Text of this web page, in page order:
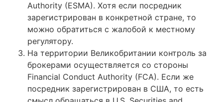
Authority (ESMA). Хотя если посредник
зарегистрирован в конкретной стране, то
можно обратиться с жалобой к местному
регулятору.
На территории Великобритании контроль за
брокерами осуществляется со стороны
Financial Conduct Authority (FCA). Если же
посредник зарегистрирован в США, то есть